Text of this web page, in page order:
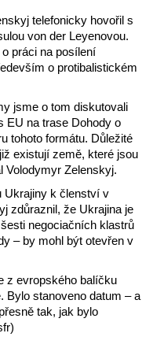
telefonicky hovořil s
von der Leyenovou.
práci na posílení
o protibalistickém
jsme o tom diskutovali
EU na trase Dohody o
tohoto formátu. Důležité
existují země, které jsou
Volodymyr Zelenskyj.
Ukrajiny k členství v
zdůraznil, že Ukrajina je
negociačních klastrů
– by mohl být otevřen v
z evropského balíčku
Bylo stanoveno datum – a
tak, jak bylo